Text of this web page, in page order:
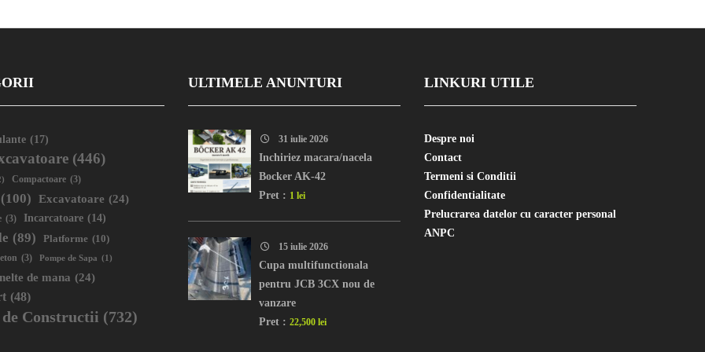
(17)
(446)
Compactoare (3)
(100) Excavatoare (24)
(3) Incarcatoare (14)
(89) Platforme (10)
(3) Pompe de Sapa (1)
de mana (24)
(48)
Constructii (732)
ULTIMELE ANUNTURI
31 iulie 2026
Inchiriez macara/nacela
Bocker AK-42
Pret : 1 lei
15 iulie 2026
Cupa multifunctionala
pentru JCB 3CX nou de
vanzare
Pret : 22,500 lei
LINKURI UTILE
Despre noi
Contact
Termeni si Conditii
Confidentialitate
Prelucrarea datelor cu caracter personal
ANPC